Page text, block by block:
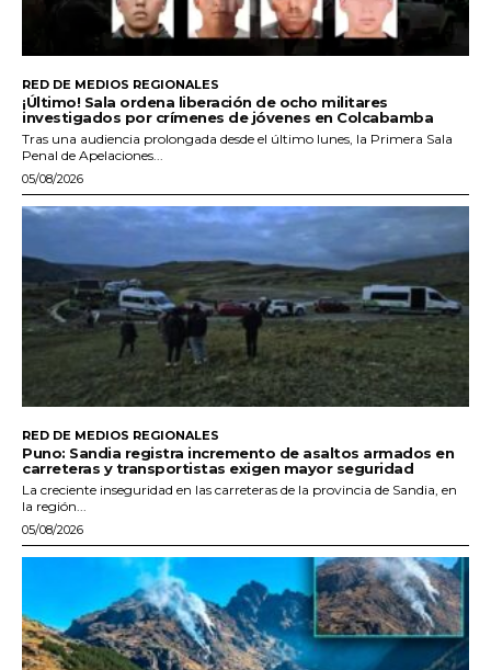
RED DE MEDIOS REGIONALES
¡Último! Sala ordena liberación de ocho militares
investigados por crímenes de jóvenes en Colcabamba
Tras una audiencia prolongada desde el último lunes, la Primera Sala
Penal de Apelaciones...
05/08/2026
RED DE MEDIOS REGIONALES
Puno: Sandia registra incremento de asaltos armados en
carreteras y transportistas exigen mayor seguridad
La creciente inseguridad en las carreteras de la provincia de Sandia, en
la región...
05/08/2026